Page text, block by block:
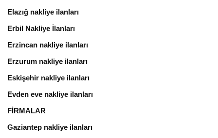
Elazığ nakliye ilanları
Erbil Nakliye İlanları
Erzincan nakliye ilanları
Erzurum nakliye ilanları
Eskişehir nakliye ilanları
Evden eve nakliye ilanları
FİRMALAR
Gaziantep nakliye ilanları